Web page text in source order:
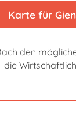
Karte für
den
die